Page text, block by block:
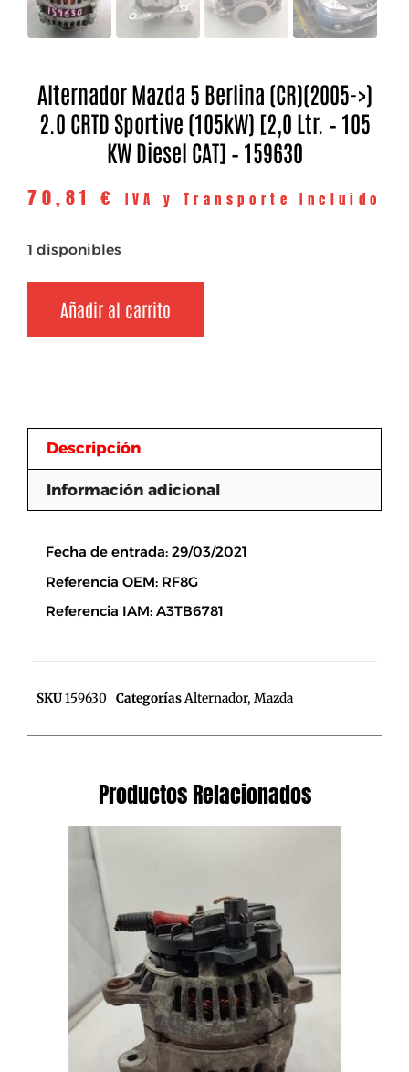
Alternador Mazda 5 Berlina (CR)(2005->)
2.0 CRTD Sportive (105kW) [2,0 Ltr. – 105
KW Diesel CAT] – 159630
70,81 € IVA y Transporte Incluido
1 disponibles
Añadir al carrito
Descripción
Información adicional
Fecha de entrada: 29/03/2021
Referencia OEM: RF8G
Referencia IAM: A3TB6781
SKU159630 CategoríasAlternador, Mazda
Productos Relacionados